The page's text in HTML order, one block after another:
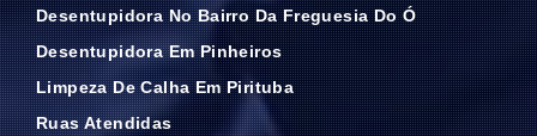
Desentupidora No Bairro Da Freguesia Do Ó
Desentupidora Em Pinheiros
Limpeza De Calha Em Pirituba
Ruas Atendidas